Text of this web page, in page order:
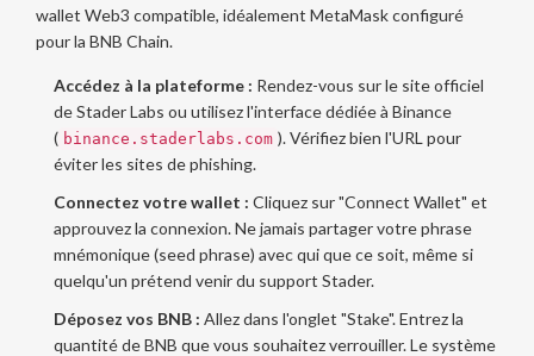
wallet Web3 compatible, idéalement MetaMaskconfiguré
pour la BNB Chain.
Accédez à la plateforme : Rendez-vous sur le site officiel
de Stader Labs ou utilisez l'interface dédiée à Binance
( binance.staderlabs.com ). Vérifiez bien l'URL pour
éviter les sites de phishing.
Connectez votre wallet : Cliquez sur "Connect Wallet" et
approuvez la connexion. Ne jamais partager votre phrase
mnémonique (seed phrase) avec qui que ce soit, même si
quelqu'un prétend venir du support Stader.
Déposez vos BNB : Allez dans l'onglet "Stake". Entrez la
quantité de BNB que vous souhaitez verrouiller. Le système